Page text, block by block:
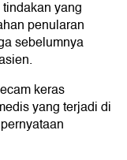
yang
penularan
sebelumnya
keras
yang terjadi di